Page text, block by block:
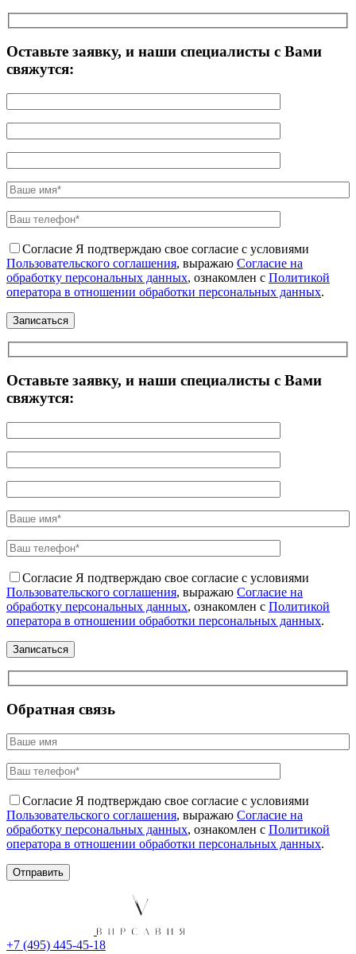
Оставьте заявку, и наши специалисты с Вами
свяжутся:
Согласие Я подтверждаю свое согласие с условиями
Пользовательского соглашения, выражаю Согласие на
обработку персональных данных, ознакомлен с Политикой
оператора в отношении обработки персональных данных.
Оставьте заявку, и наши специалисты с Вами
свяжутся:
Согласие Я подтверждаю свое согласие с условиями
Пользовательского соглашения, выражаю Согласие на
обработку персональных данных, ознакомлен с Политикой
оператора в отношении обработки персональных данных.
Обратная связь
Согласие Я подтверждаю свое согласие с условиями
Пользовательского соглашения, выражаю Согласие на
обработку персональных данных, ознакомлен с Политикой
оператора в отношении обработки персональных данных.
+7 (495) 445-45-18